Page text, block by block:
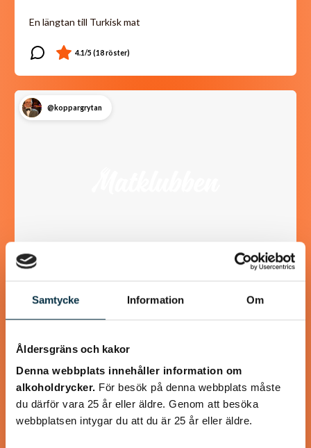
Samtycke Information Om
Åldersgräns och kakor
Denna webbplats innehåller information om
alkoholdrycker. För besök på denna webbplats måste
du därför vara 25 år eller äldre. Genom att besöka
webbplatsen intygar du att du är 25 år eller äldre.
En längtan till Turkisk mat
@koppargrytan
Våfflor med Svecia och
lufttorkad skinka
Svecia, paprika och lufttorkad skinka lyfter våfflorna till
oanade höjder! Våffelsmet och tillbehör kan göras i förväg.